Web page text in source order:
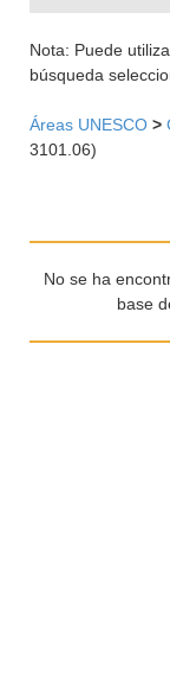
Nota: Puede
búsqueda
Áreas UNESCO >
3101.06)
No se ha
base